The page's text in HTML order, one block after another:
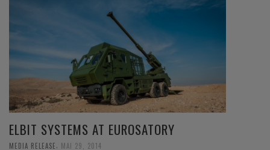
ELBIT SYSTEMS AT EUROSATORY
MEDIA RELEASE MAI 29, 2014